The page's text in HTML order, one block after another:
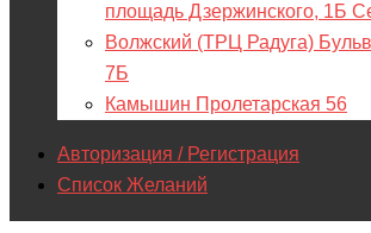
площадь Дзержинского, 1Б
Волжский (ТРЦ Радуга)
7Б
Камышин Пролетарская 56
Авторизация / Регистрация
Список Желаний